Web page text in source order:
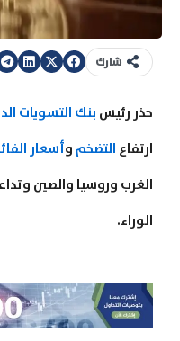
شارك
حذر رئيس بنك التسويات
ارتفاع التضخم وأسعار
الوراء.